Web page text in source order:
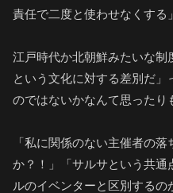
責任で二度と使わせなくする」
江戸時代か北朝鮮みたいな
という文化に対する差別だ
のではないかなんて思ったり
「私に関係のない主催者の
か？！」「サルサという共通
ルのイベンターと区別する